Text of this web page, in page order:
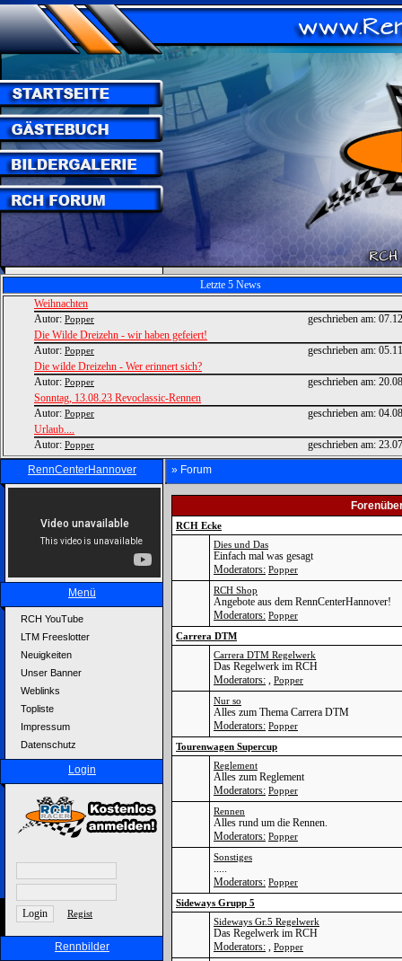
Letzte 5 News
Weihnachten
Autor: Popper geschrieben am:
Die Wilde Dreizehn - wir haben gefeiert!
Autor: Popper geschrieben am:
Die wilde Dreizehn - Wer erinnert sich?
Autor: Popper geschrieben am:
Sonntag, 13.08.23 Revoclassic-Rennen
Autor: Popper geschrieben am:
Urlaub....
Autor: Popper geschrieben am:
RennCenterHannover
Menü
RCH YouTube
LTM Freeslotter
Neuigkeiten
Unser Banner
Weblinks
Topliste
Impressum
Datenschutz
Login
Regist
Rennbilder
» Forum
RCH Ecke
Dies und Das
Einfach mal was gesagt
Moderators: Popper
RCH Shop
Angebote aus dem RennCenterHannover!
Moderators: Popper
Carrera DTM
Carrera DTM Regelwerk
Das Regelwerk im RCH
Moderators: , Popper
Nur so
Alles zum Thema Carrera DTM
Moderators: Popper
Tourenwagen Supercup
Reglement
Alles zum Reglement
Moderators: Popper
Rennen
Alles rund um die Rennen.
Moderators: Popper
Sonstiges
.....
Moderators: Popper
Sideways Grupp 5
Sideways Gr.5 Regelwerk
Das Regelwerk im RCH
Moderators: , Popper